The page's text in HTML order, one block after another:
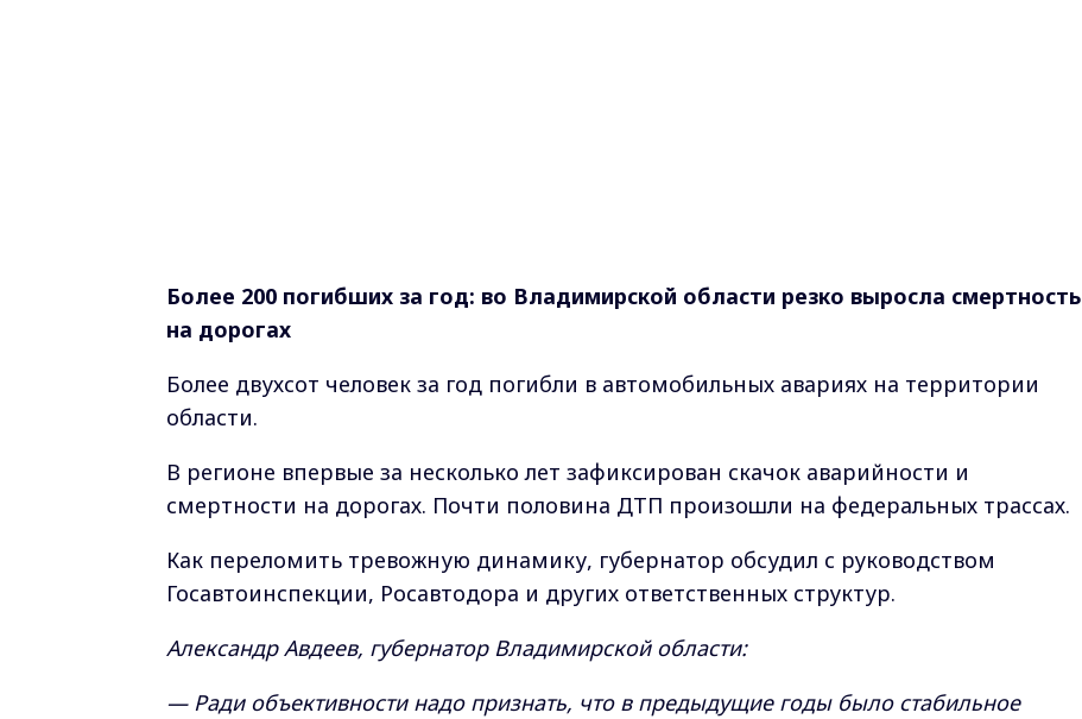
Более 200 погибших за год: во Владимирской области резко выросла смертность
на дорогах
Более двухсот человек за год погибли в автомобильных авариях на территории
области.
В регионе впервые за несколько лет зафиксирован скачок аварийности и
смертности на дорогах. Почти половина ДТП произошли на федеральных трассах.
Как переломить тревожную динамику, губернатор обсудил с руководством
Госавтоинспекции, Росавтодора и других ответственных структур.
Александр Авдеев, губернатор Владимирской области:
— Ради объективности надо признать, что в предыдущие годы было стабильное